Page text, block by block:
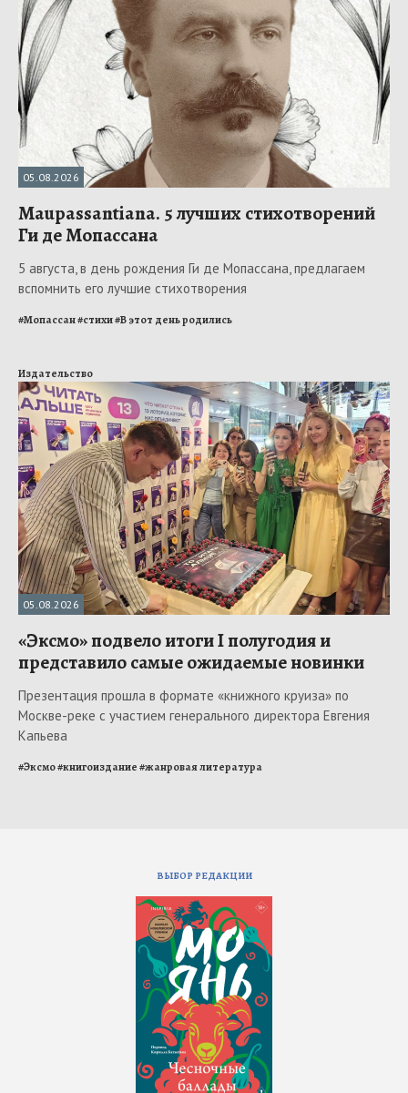
05.08.2026
Maupassantiana. 5 лучших стихотворений
Ги де Мопассана
5 августа, в день рождения Ги де Мопассана, предлагаем
вспомнить его лучшие стихотворения
#Мопассан#стихи#В этот день родились
Издательство
05.08.2026
«Эксмо» подвело итоги I полугодия и
представило самые ожидаемые новинки
Презентация прошла в формате «книжного круиза» по
Москве-реке с участием генерального директора Евгения
Капьева
#Эксмо#книгоиздание#жанровая литература
ВЫБОР РЕДАКЦИИ